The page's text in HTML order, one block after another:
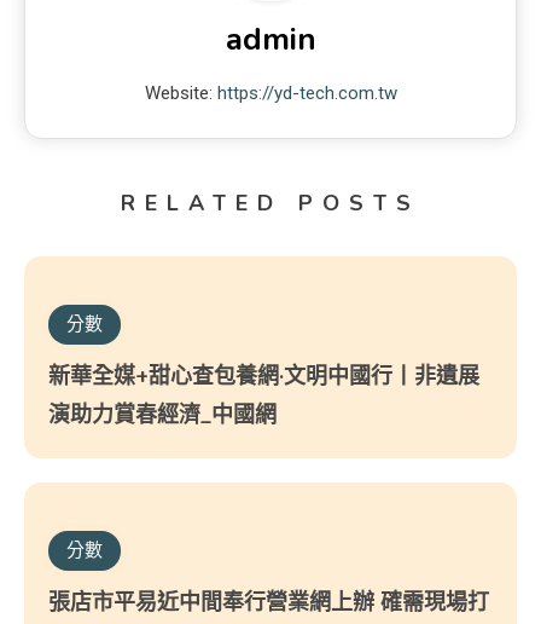
admin
Website: https://yd-tech.com.tw
RELATED POSTS
分數
新華全媒+甜心查包養網·文明中國行丨非遺展
演助力賞春經濟_中國網
分數
張店市平易近中間奉行營業網上辦 確需現場打